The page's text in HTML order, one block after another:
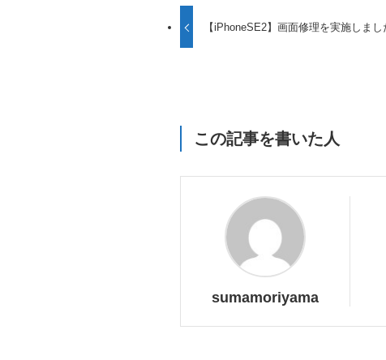
【iPhoneSE2】画面修理を実施しまし
この記事を書いた人
sumamoriyama